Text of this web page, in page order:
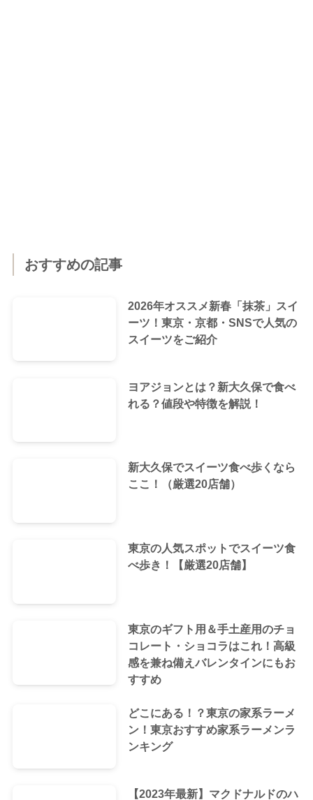
おすすめの記事
2026年オススメ新春「抹茶」スイ
ーツ！東京・京都・SNSで人気の
スイーツをご紹介
ヨアジョンとは？新大久保で食べ
れる？値段や特徴を解説！
新大久保でスイーツ食べ歩くなら
ここ！（厳選20店舗）
東京の人気スポットでスイーツ食
べ歩き！【厳選20店舗】
東京のギフト用＆手土産用のチョ
コレート・ショコラはこれ！高級
感を兼ね備えバレンタインにもお
すすめ
どこにある！？東京の家系ラーメ
ン！東京おすすめ家系ラーメンラ
ンキング
【2023年最新】マクドナルドのハ